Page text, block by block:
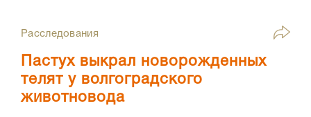
Расследования
Пастух выкрал новорожденных
телят у волгоградского
животновода